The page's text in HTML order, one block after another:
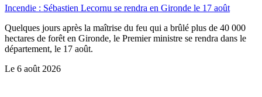
Incendie : Sébastien Lecornu se rendra en Gironde le 17 août
Quelques jours après la maîtrise du feu qui a brûlé plus de 40 000
hectares de forêt en Gironde, le Premier ministre se rendra dans le
département, le 17 août.
Le 6 août 2026